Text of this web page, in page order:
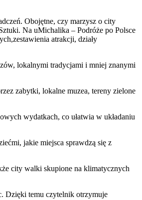
Obojętne, czy marzysz o city
Na uMichalika – Podróże po Polsce
atrakcji, działy
lokalnymi tradycjami i mniej znanymi
zabytki, lokalne muzea, tereny zielone
wydatkach, co ułatwia w układaniu
jakie miejsca sprawdzą się z
city walki skupione na klimatycznych
Dzięki temu czytelnik otrzymuje